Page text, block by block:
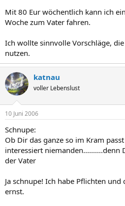
Mit 80 Eur wöchentlich kann ich
Woche zum Vater fahren.
Ich wollte sinnvolle Vorschläge,
nutzen.
katnau
voller Lebenslust
10 Juni 2006
Schnupe:
Ob Dir das ganze so im Kram
interessiert niemanden..........denn
der Vater
Ja schnupe! Ich habe Pflichten
ernst.